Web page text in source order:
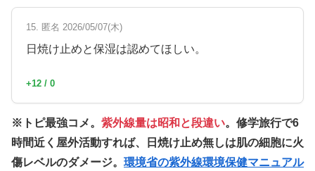
15. 匿名 2026/05/07(木)
日焼け止めと保湿は認めてほしい。
+12 / 0
※トピ最強コメ。 紫外線量は昭和と段違い。修学旅行で6
時間近く屋外活動すれば、日焼け止め無しは肌の細胞に火
傷レベルのダメージ。 環境省の紫外線環境保健マニュアル